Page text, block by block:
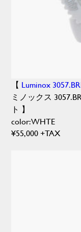
【 Luminox
ミノックス
ト 】
color:WHTE
¥55,000 +TAX